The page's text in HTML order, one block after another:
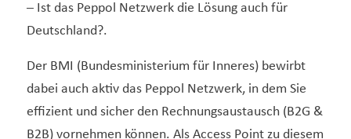
– Ist das Peppol Netzwerk die Lösung auch für
Deutschland?.
Der BMI (Bundesministerium für Inneres) bewirbt
dabei auch aktiv das Peppol Netzwerk, in dem Sie
effizient und sicher den Rechnungsaustausch (B2G &
B2B) vornehmen können. Als Access Point zu diesem